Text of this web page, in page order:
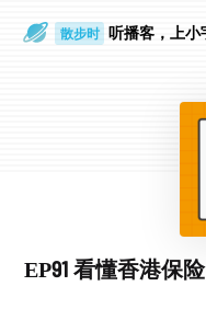
散步时 听播客，上小
EP91 看懂香港保